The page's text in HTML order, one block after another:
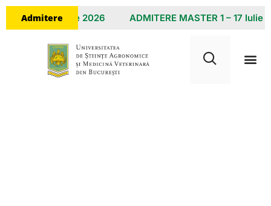
Admitere
8 – 23 Iulie 2026 ADMITERE MASTER 1 – 17 Iulie